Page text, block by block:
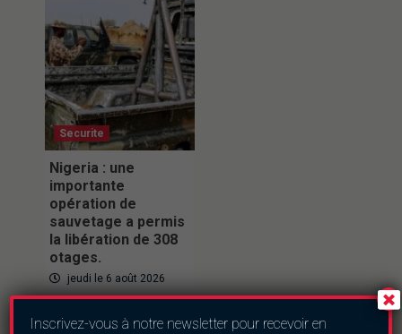
Securite
Nigeria : une
importante
opération de
sauvetage a permis
la libération de 308
otages.
jeudi le 6 août 2026
Inscrivez-vous à notre newsletter pour recevoir en